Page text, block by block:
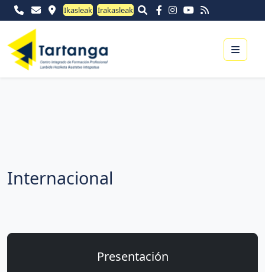
Ikasleak Irakasleak
Menu
Internacional
Presentación